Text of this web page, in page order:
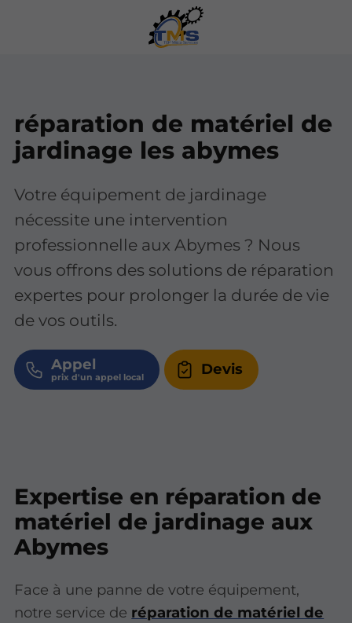
réparation de matériel de
jardinage les abymes
Votre équipement de jardinage
nécessite une intervention
professionnelle aux Abymes ? Nous
vous offrons des solutions de réparation
expertes pour prolonger la durée de vie
de vos outils.
Appel Devis
Expertise en réparation de
matériel de jardinage aux
Abymes
Face à une panne de votre équipement,
notre service de réparation de matériel de